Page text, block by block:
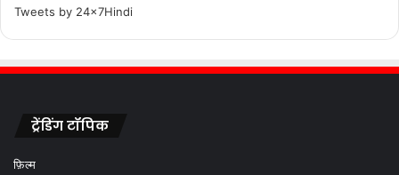
Tweets by 24x7Hindi
ट्रेंडिंग टॉपिक
फ़िल्म